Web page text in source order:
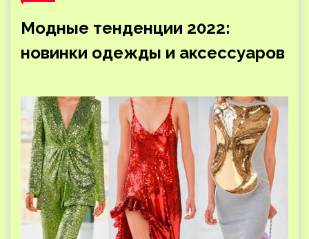
Модные тенденции 2022:
новинки одежды и аксессуаров